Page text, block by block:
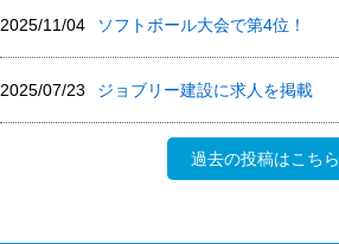
2025/11/04 ソフトボール⼤会で第4位！
2025/07/23 ジョブリー建設に求人を掲載
過去の投稿はこちら